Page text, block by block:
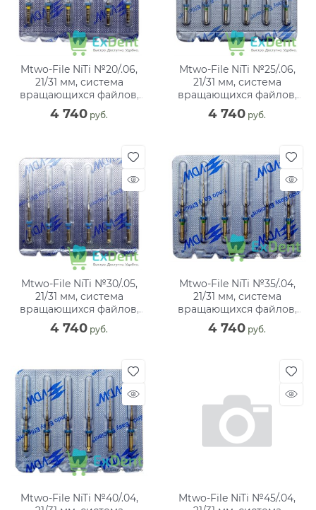
Mtwo-File NiTi №20/.06,
21/31 мм, система
вращающихся файлов,
блистер (6 шт)
4 740 руб.
Mtwo-File NiTi №25/.06,
21/31 мм, система
вращающихся файлов,
блистер (6 шт)
4 740 руб.
Mtwo-File NiTi №30/.05,
21/31 мм, система
вращающихся файлов,
блистер (6 шт)
4 740 руб.
Mtwo-File NiTi №35/.04,
21/31 мм, система
вращающихся файлов,
блистер (6 шт)
4 740 руб.
Mtwo-File NiTi №40/.04,
Mtwo-File NiTi №45/.04,